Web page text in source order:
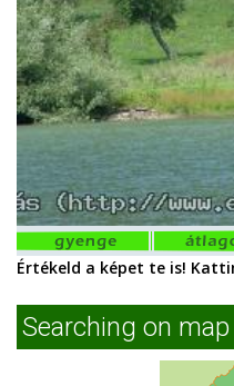
Értékeld a képet te is!
Searching on map